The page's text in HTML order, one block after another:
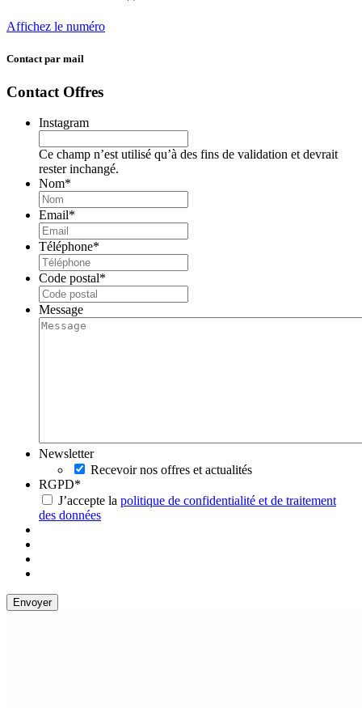
Affichez le numéro
Contact par mail
Contact Offres
Instagram
Ce champ n’est utilisé qu’à des fins de validation et devrait
rester inchangé.
Nom*
Email*
Téléphone*
Code postal*
Message
Newsletter
Recevoir nos offres et actualités
RGPD*
J’accepte la politique de confidentialité et de traitement
des données